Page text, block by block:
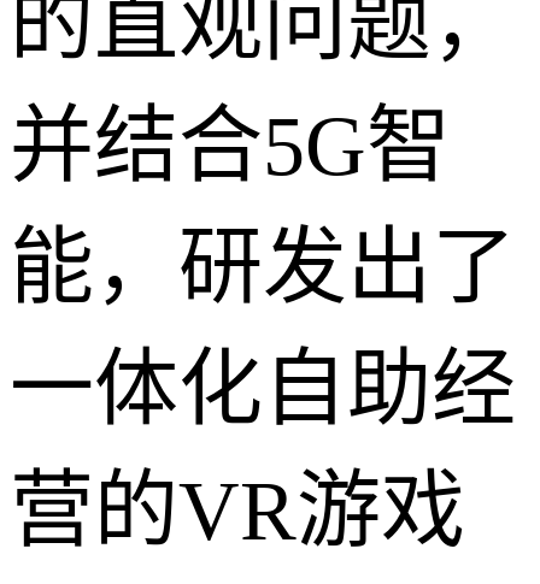
的直观问题，
并结合5G智
能，研发出了
一体化自助经
营的VR游戏